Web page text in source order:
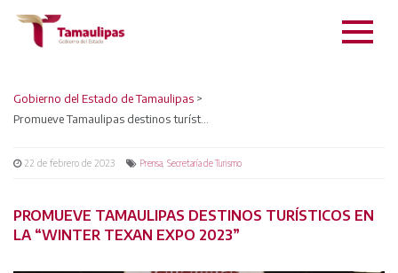
Gobierno del Estado de Tamaulipas >
22 de febrero de 2023 Prensa Secretaría de Turismo
PROMUEVE TAMAULIPAS DESTINOS TURÍSTICOS EN
LA “WINTER TEXAN EXPO 2023”